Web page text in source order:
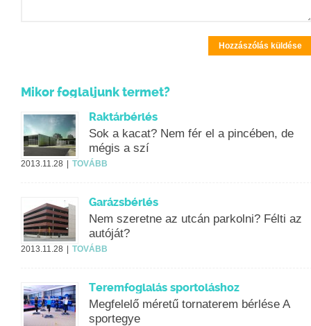
Mikor foglaljunk termet?
Raktárbérlés
Sok a kacat? Nem fér el a pincében, de
mégis a szí
2013.11.28 TOVÁBB
Garázsbérlés
Nem szeretne az utcán parkolni? Félti az
autóját?
2013.11.28 TOVÁBB
Teremfoglalás sportoláshoz
Megfelelő méretű tornaterem bérlése A
sportegye